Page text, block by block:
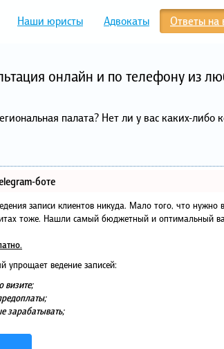
Наши юристы Адвокаты Ответы на
онлайн и по телефону из
палата? Нет ли у вас каких-либо
боте
записи клиентов никуда. Мало того, что нужно
тоже. Нашли самый бюджетный и оптимальный
.
упрощает ведение записей:
визите;
зарабатывать;